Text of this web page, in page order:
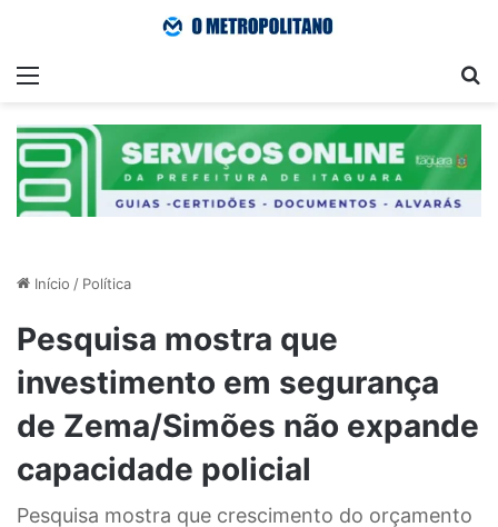
Menu
Início / Política
Pesquisa mostra que
investimento em segurança
de Zema/Simões não expande
capacidade policial
Pesquisa mostra que crescimento do orçamento